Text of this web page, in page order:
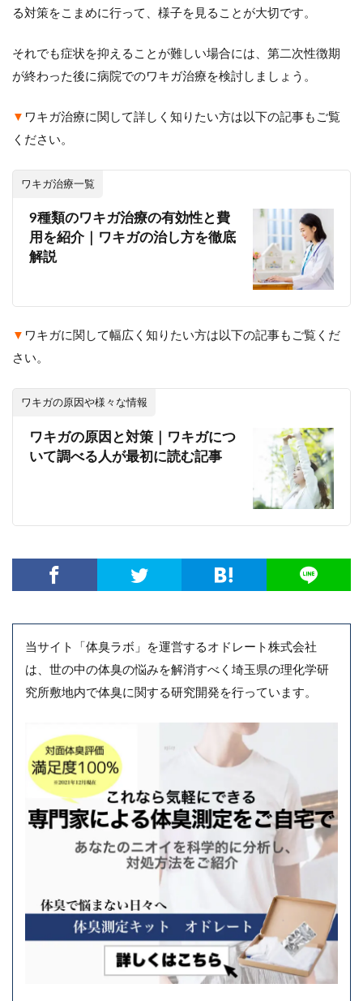
る対策をこまめに行って、様子を見ることが大切です。
それでも症状を抑えることが難しい場合には、第二次性徴期
が終わった後に病院でのワキガ治療を検討しましょう。
▼ ワキガ治療に関して詳しく知りたい方は以下の記事もご覧
ください。
ワキガ治療一覧
9種類のワキガ治療の有効性と費
用を紹介｜ワキガの治し方を徹底
解説
▼ ワキガに関して幅広く知りたい方は以下の記事もご覧くだ
さい。
ワキガの原因や様々な情報
ワキガの原因と対策｜ワキガにつ
いて調べる人が最初に読む記事
当サイト「体臭ラボ」を運営するオドレート株式会社
は、世の中の体臭の悩みを解消すべく埼玉県の理化学研
究所敷地内で体臭に関する研究開発を行っています。